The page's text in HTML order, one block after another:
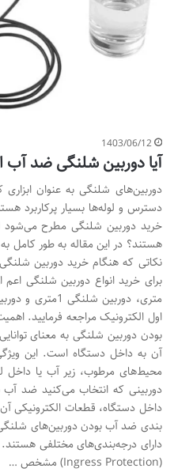
1403/06/12
آیا دوربین شلنگی ضد
دوربین‌های شلنگی به عنوان ابزاری
دسترس و لوله‌ها بسیار پرکاربرد
خرید دوربین شلنگی مطرح می‌شود
هستند؟ در این مقاله به طور کامل
نکاتی که هنگام خرید دوربین
اول الکترونیک مراجعه فرمایید.
بودن دوربین شلنگی به معنای
آن به داخل دستگاه است. این
محیط‌های مرطوب، زیر آب یا داخل
دوربینی که انتخاب می‌کنید ضد
داخل دستگاه، قطعات الکترونیکی
بندی ضد آب بودن دوربین‌های شلنگی
(Ingress Protection) مشخص …